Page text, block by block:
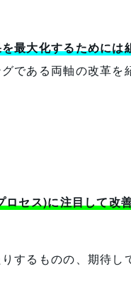
最大化するためには
である両軸の改革を
セス)に注目して改
するものの、期待し